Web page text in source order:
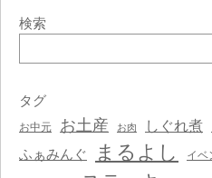
検索
索
タグ
お中元 お土産 お肉 しぐれ煮
ふぁみんぐ まるよし イベ